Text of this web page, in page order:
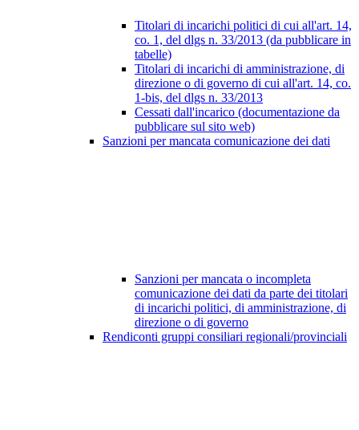
Titolari di incarichi politici di cui all'art. 14,
co. 1, del dlgs n. 33/2013 (da pubblicare in
tabelle)
Titolari di incarichi di amministrazione, di
direzione o di governo di cui all'art. 14, co.
1-bis, del dlgs n. 33/2013
Cessati dall'incarico (documentazione da
pubblicare sul sito web)
Sanzioni per mancata comunicazione dei dati
Sanzioni per mancata o incompleta
comunicazione dei dati da parte dei titolari
di incarichi politici, di amministrazione, di
direzione o di governo
Rendiconti gruppi consiliari regionali/provinciali